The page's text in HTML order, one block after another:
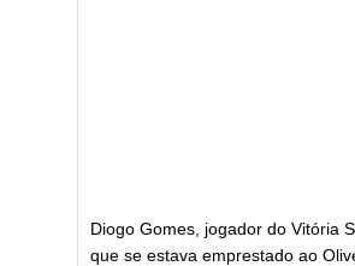
Diogo Gomes, jogador do Vitória
que se estava emprestado ao